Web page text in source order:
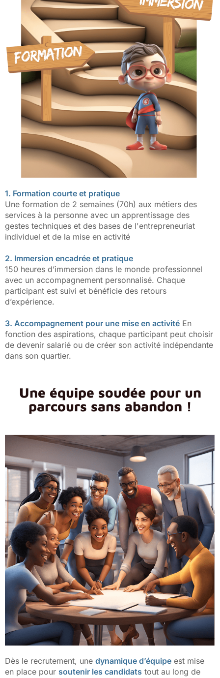
1. Formation courte et pratique
Une formation de 2 semaines (70h) aux métiers des
services à la personne avec un apprentissage des
gestes techniques et des bases de l'entrepreneuriat
individuel et de la mise en activité
2. Immersion encadrée et pratique
150 heures d’immersion dans le monde professionnel
avec un accompagnement personnalisé. Chaque
participant est suivi et bénéficie des retours
d’expérience.
3. Accompagnement pour une mise en activité En
fonction des aspirations, chaque participant peut choisir
de devenir salarié ou de créer son activité indépendante
dans son quartier.
Une équipe soudée pour un
parcours sans abandon !
Dès le recrutement, une dynamique d’équipe est mise
en place pour soutenir les candidats tout au long de